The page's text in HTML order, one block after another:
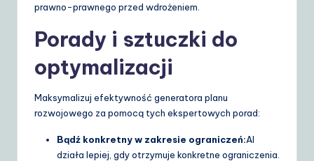
prawno-prawnego przed wdrożeniem.
Porady i sztuczki do
optymalizacji
Maksymalizuj efektywność generatora planu
rozwojowego za pomocą tych ekspertowych porad:
Bądź konkretny w zakresie ograniczeń:AI
działa lepiej, gdy otrzymuje konkretne ograniczenia.